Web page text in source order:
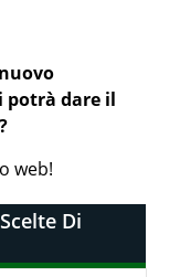
potrà dare il
web!
Di